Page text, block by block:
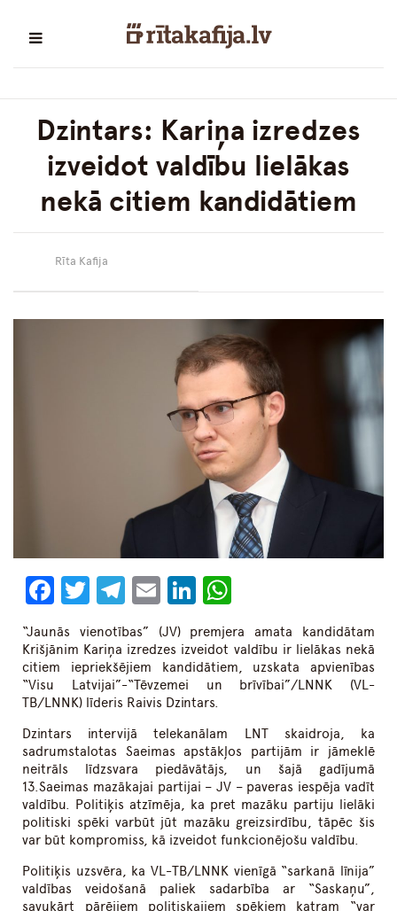
Dzintars: Kariņa izredzes
izveidot valdību lielākas
nekā citiem kandidātiem
Rīta Kafija
Facebook
Twitter
Telegram
EmailLinkedIn
“Jaunās vienotības” (JV) premjera amata kandidātam
Krišjānim Kariņa izredzes izveidot valdību ir lielākas nekā
citiem iepriekšējiem kandidātiem, uzskata apvienības
“Visu Latvijai”-“Tēvzemei un brīvībai”/LNNK (VL-
TB/LNNK) līderis Raivis Dzintars.
Dzintars intervijā telekanālam LNT skaidroja, ka
sadrumstalotas Saeimas apstākļos partijām ir jāmeklē
neitrāls līdzsvara piedāvātājs, un šajā gadījumā
13.Saeimas mazākajai partijai – JV – paveras iespēja vadīt
valdību. Politiķis atzīmēja, ka pret mazāku partiju lielāki
politiski spēki varbūt jūt mazāku greizsirdību, tāpēc šis
var būt kompromiss, kā izveidot funkcionējošu valdību.
Politiķis uzsvēra, ka VL-TB/LNNK vienīgā “sarkanā līnija”
valdības veidošanā paliek sadarbība ar “Saskaņu”,
savukārt pārējiem politiskajiem spēkiem katram “var